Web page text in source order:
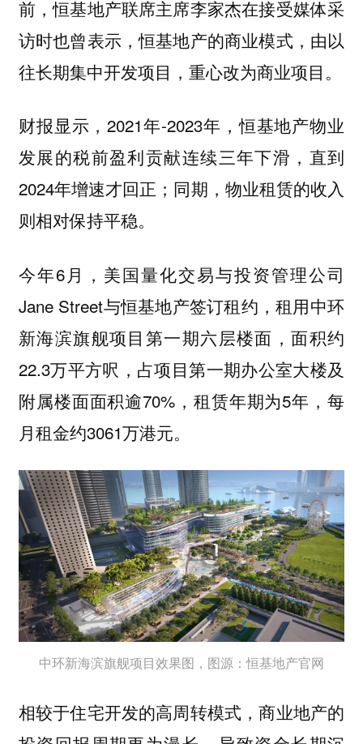
前，恒基地产联席主席李家杰在接受媒体采
访时也曾表示，恒基地产的商业模式，由以
往长期集中开发项目，重心改为商业项目。
财报显示，2021年-2023年，恒基地产物业
发展的税前盈利贡献连续三年下滑，直到
2024年增速才回正；同期，物业租赁的收入
则相对保持平稳。
今年6月，美国量化交易与投资管理公司
Jane Street与恒基地产签订租约，租用中环
新海滨旗舰项目第一期六层楼面，面积约
22.3万平方呎，占项目第一期办公室大楼及
附属楼面面积逾70%，租赁年期为5年，每
月租金约3061万港元。
中环新海滨旗舰项目效果图，图源：恒基地产官网
相较于住宅开发的高周转模式，商业地产的